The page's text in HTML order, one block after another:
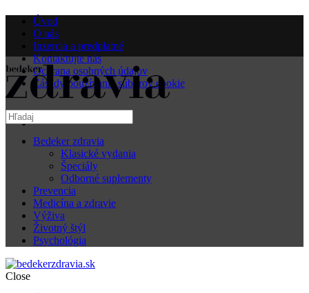
Úvod
O nás
Inzercia a predplatné
Kontaktujte nás
Ochrana osobných údajov
Zásady používania súborov cookie
Bedeker zdravia
Klasické vydania
Špeciály
Odborné suplementy
Prevencia
Medicína a zdravie
Výživa
Životný štýl
Psychológia
Close